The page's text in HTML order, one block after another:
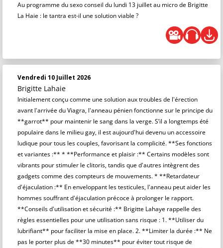
Au programme du sexo conseil du lundi 13 juillet au micro de Brigitte
La Haie : le tantra est-il une solution viable ?
Vendredi 10 Juillet 2026
Brigitte Lahaie
Initialement conçu comme une solution aux troubles de l'érection
avant l'arrivée du Viagra, l'anneau pénien fonctionne sur le principe du
**garrot** pour maintenir le sang dans la verge. S’il a longtemps été
populaire dans le milieu gay, il est aujourd'hui devenu un accessoire
ludique pour tous les couples, favorisant la complicité. **Ses fonctions
et variantes :** * **Performance et plaisir :** Certains modèles sont
vibrants pour stimuler le clitoris, tandis que d'autres intègrent des
gadgets comme des compteurs de mouvements. * **Retardateur
d'éjaculation :** En enveloppant les testicules, l'anneau peut aider les
hommes souffrant d'éjaculation précoce à prolonger le rapport.
**Conseils d'utilisation et sécurité :** Brigitte Lahaye rappelle des
règles essentielles pour une utilisation sans risque : 1. **Utiliser du
lubrifiant** pour faciliter la mise en place. 2. **Limiter la durée :** Ne
pas le porter plus de **30 minutes** pour éviter tout risque de